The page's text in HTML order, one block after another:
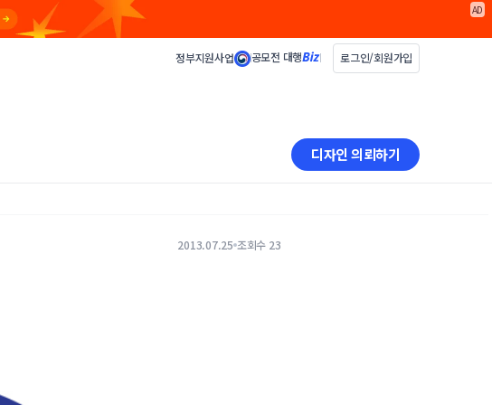
AD
정부지원사업 공모전 대행 로그인/회원가입
디자인 의뢰하기
2013.07.25 조회수 23